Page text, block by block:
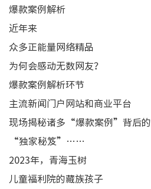
爆款案例解析
近年来
众多正能量网络精品
为何会感动无数网友？
爆款案例解析环节
主流新闻门户网站和商业平台
现场揭秘诸多“爆款案例”背后的
“独家秘笈”……
2023年，青海玉树
儿童福利院的藏族孩子